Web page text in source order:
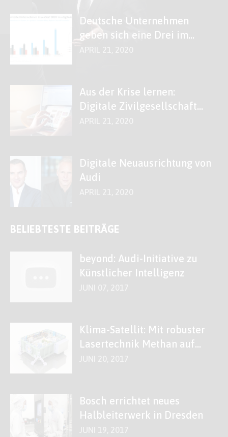
Deutsche Unternehmen
geben sich eine Drei im
Aus der Krise lernen:
Digitale Zivilgesellschaft
Digitale Neuausrichtung von
Audi
BELIEBTESTE BEITRÄGE
beyond: Audi-Initiative zu
Künstlicher Intelligenz
Klima-Satellit: Mit robuster
Lasertechnik Methan auf
Bosch errichtet neues
Halbleiterwerk in Dresden